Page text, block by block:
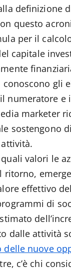
definizione
questo
per il
capitale
conoscono gli
numeratore e
marketer
sostengono
valori le
ritorno,
effettivo
di
dalle attività
delle nuove
c’è chi